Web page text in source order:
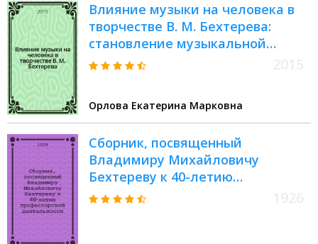
Влияние музыки на человека в
творчестве В. М. Бехтерева:
становление музыкальной
психологии
Орлова Екатерина Марковна
Сборник, посвященный
Владимиру Михайловичу
Бехтереву к 40-летию
профессорской деятельности